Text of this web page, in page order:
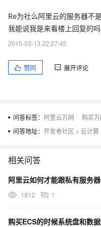
Re为社么阿里云的服务器不
我能说我是来看楼上回复的吗
2015-03-13 22:27:45
赞同 展开评论
问答标签： 阿里云万网
购买
问答地址： 开发者社区 > 云计算
相关问答
阿里云如何才能跟私有服务器
1812 1